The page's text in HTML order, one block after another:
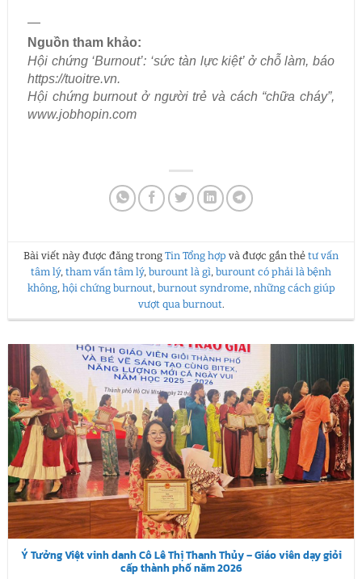
—
Nguồn tham khảo:
Hội chứng ‘Burnout’: ‘sức tàn lực kiệt’ ở chỗ làm, báo
https://tuoitre.vn.
Hội chứng burnout ở người trẻ và cách “chữa cháy”,
www.jobhopin.com
Bài viết này được đăng trong Tin Tổng hợp và được gắn thẻ tư vấn
tâm lý, tham vấn tâm lý, burount là gì, burount có phải là bệnh
không, hội chứng burnout, burnout syndrome, những cách giúp
vượt qua burnout.
Ý Tưởng Việt vinh danh Cô Lê Thị Thanh Thủy – Giáo viên dạy giỏi
cấp thành phố năm 2026